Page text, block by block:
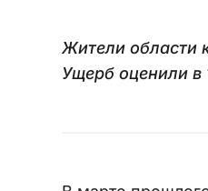
Жители области
Ущерб оценили в